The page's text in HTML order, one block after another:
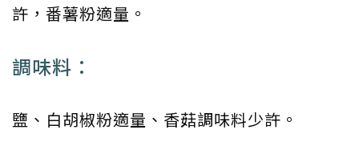
許，番薯粉適量。
調味料：
鹽、白胡椒粉適量、香菇調味料少許。